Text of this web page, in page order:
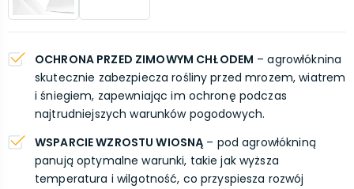
OCHRONA PRZED ZIMOWYM CHŁODEM – agrowłóknina
skutecznie zabezpiecza rośliny przed mrozem, wiatrem
i śniegiem, zapewniając im ochronę podczas
najtrudniejszych warunków pogodowych.
WSPARCIE WZROSTU WIOSNĄ – pod agrowłókniną
panują optymalne warunki, takie jak wyższa
temperatura i wilgotność, co przyspiesza rozwój